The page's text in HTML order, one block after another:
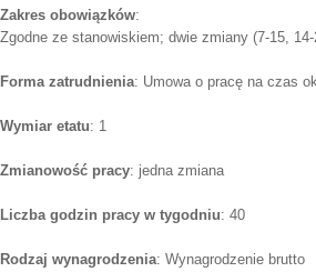
Zakres obowiązków:
Zgodne ze stanowiskiem; dwie zmiany (7-15,
Forma zatrudnienia: Umowa o pracę na czas
Wymiar etatu: 1
Zmianowość pracy: jedna zmiana
Liczba godzin pracy w tygodniu: 40
Rodzaj wynagrodzenia: Wynagrodzenie brutto